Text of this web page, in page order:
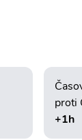
proti
+1h